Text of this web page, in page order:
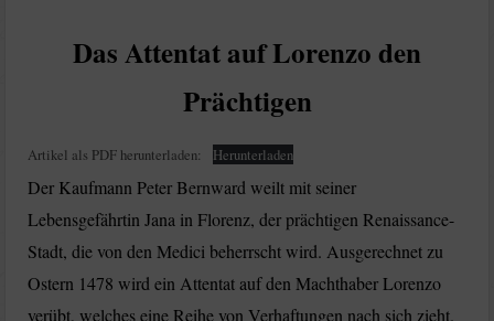
Das Attentat auf Lorenzo den
Prächtigen
Artikel als PDF herunterladen: Herunterladen
Der Kaufmann Peter Bernward weilt mit seiner
Lebensgefährtin Jana in Florenz, der prächtigen Renaissance-
Stadt, die von den Medici beherrscht wird. Ausgerechnet zu
Ostern 1478 wird ein Attentat auf den Machthaber Lorenzo
verübt, welches eine Reihe von Verhaftungen nach sich zieht.